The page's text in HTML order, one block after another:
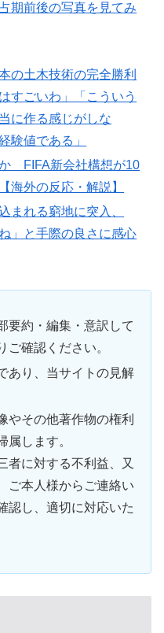
期前後の写真を見てみ
の土木技術の完全勝利
すごいわ」「こういう
に作る感じがしな
験値である」
FIFA新会社構想が10
海外の反応・解説】
まれる窮地に突入、
」と手際の良さに感心
要約・編集・意訳して
ご確認ください。
あり、当サイトの見解
やその他著作物の権利
属します。
者に対する不利益、又
ご本人様からご連絡い
認し、適切に対応いた